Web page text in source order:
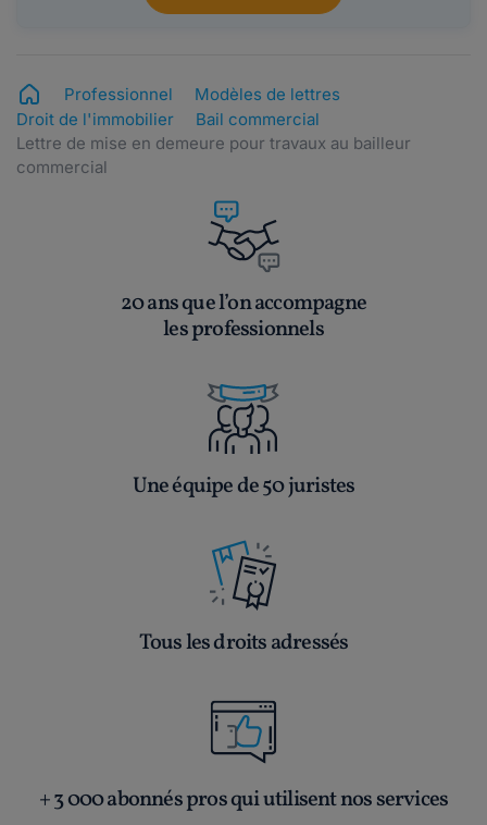
Professionnel
Modèles de lettres
Droit de l'immobilier
Bail commercial
Lettre de mise en demeure pour travaux au bailleur
commercial
20 ans que l’on accompagne
les professionnels
Une équipe de 50 juristes
Tous les droits adressés
+ 3 000 abonnés pros qui utilisent nos services